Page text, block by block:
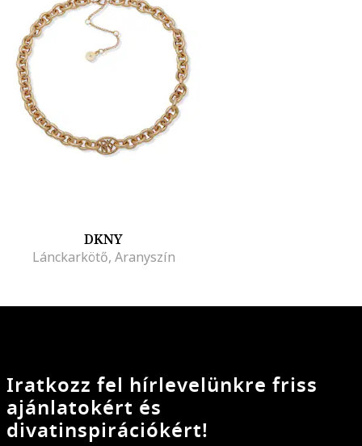
DKNY
Lánckarkötő, Aranyszín
Iratkozz fel hírlevelünkre friss
ajánlatokért és
divatinspirációkért!